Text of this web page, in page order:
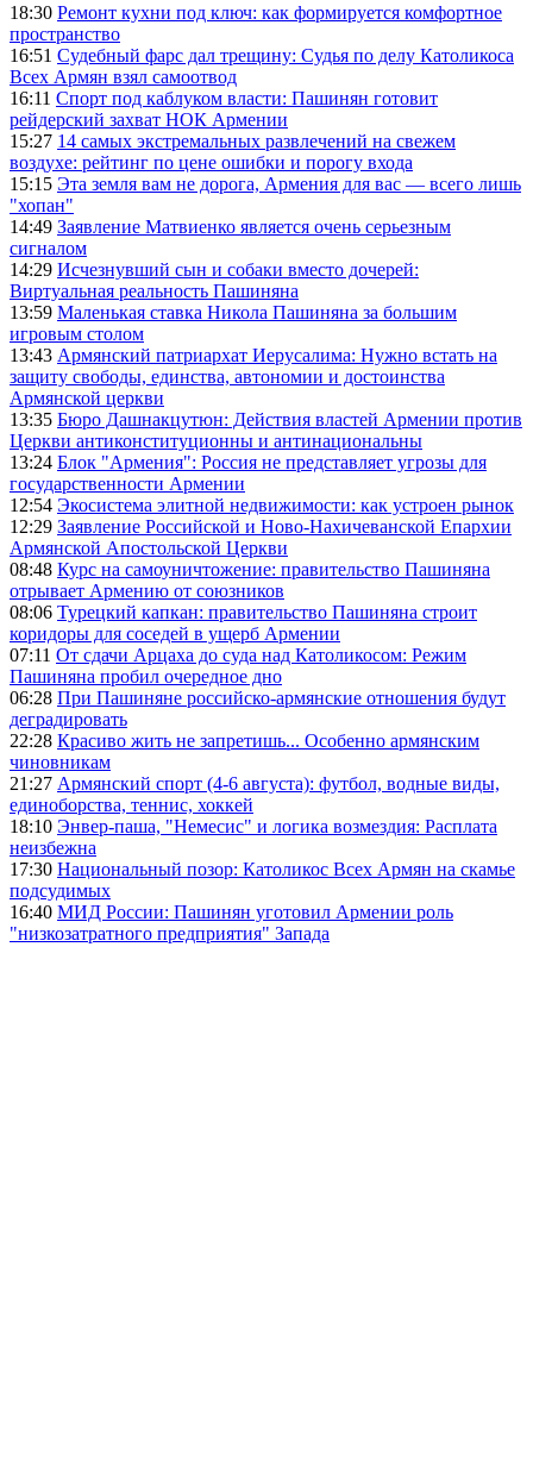
18:30 Ремонт кухни под ключ: как формируется комфортное
пространство
16:51 Судебный фарс дал трещину: Судья по делу Католикоса
Всех Армян взял самоотвод
16:11 Спорт под каблуком власти: Пашинян готовит
рейдерский захват НОК Армении
15:27 14 самых экстремальных развлечений на свежем
воздухе: рейтинг по цене ошибки и порогу входа
15:15 Эта земля вам не дорога, Армения для вас — всего лишь
"хопан"
14:49 Заявление Матвиенко является очень серьезным
сигналом
14:29 Исчезнувший сын и собаки вместо дочерей:
Виртуальная реальность Пашиняна
13:59 Маленькая ставка Никола Пашиняна за большим
игровым столом
13:43 Армянский патриархат Иерусалима: Нужно встать на
защиту свободы, единства, автономии и достоинства
Армянской церкви
13:35 Бюро Дашнакцутюн: Действия властей Армении против
Церкви антиконституционны и антинациональны
13:24 Блок "Армения": Россия не представляет угрозы для
государственности Армении
12:54 Экосистема элитной недвижимости: как устроен рынок
12:29 Заявление Российской и Ново-Нахичеванской Епархии
Армянской Апостольской Церкви
08:48 Курс на самоуничтожение: правительство Пашиняна
отрывает Армению от союзников
08:06 Турецкий капкан: правительство Пашиняна строит
коридоры для соседей в ущерб Армении
07:11 От сдачи Арцаха до суда над Католикосом: Режим
Пашиняна пробил очередное дно
06:28 При Пашиняне российско-армянские отношения будут
деградировать
22:28 Красиво жить не запретишь... Особенно армянским
чиновникам
21:27 Армянский спорт (4-6 августа): футбол, водные виды,
единоборства, теннис, хоккей
18:10 Энвер-паша, "Немесис" и логика возмездия: Расплата
неизбежна
17:30 Национальный позор: Католикос Всех Армян на скамье
подсудимых
16:40 МИД России: Пашинян уготовил Армении роль
"низкозатратного предприятия" Запада